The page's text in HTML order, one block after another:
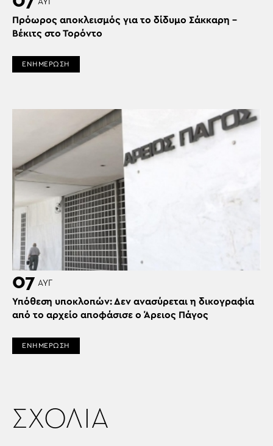
ΑΥΓ
Πρόωρος αποκλεισμός για το δίδυμο Σάκκαρη –
Βέκιτς στο Τορόντο
ΕΝΗΜΕΡΩΣΗ
07 ΑΥΓ
Υπόθεση υποκλοπών: Δεν ανασύρεται η δικογραφία
από το αρχείο αποφάσισε ο Άρειος Πάγος
ΕΝΗΜΕΡΩΣΗ
ΣΧΟΛΙΑ